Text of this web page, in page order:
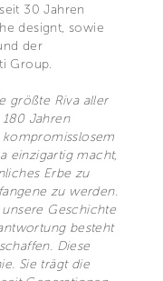
30 Jahren
designt, sowie
der
Group.
größte Riva aller
Jahren
einzigartig macht,
Erbe zu
zu werden.
Geschichte
besteht
Diese
Sie trägt die